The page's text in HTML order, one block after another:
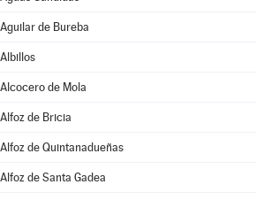
Aguilar de Bureba
Albillos
Alcocero de Mola
Alfoz de Bricia
Alfoz de Quintanadueñas
Alfoz de Santa Gadea